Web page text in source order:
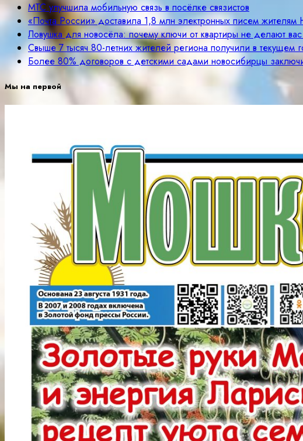
МТС улучшила мобильную связь в посёлке связистов
«Почта России» доставила 1,8 млн электронных писем жителям
Ловушка для новосёла: почему ключи от квартиры не делают
Свыше 7 тысяч 80-летних жителей региона получили в текущем
Более 80% договоров с детскими садами новосибирцы
Мы на первой